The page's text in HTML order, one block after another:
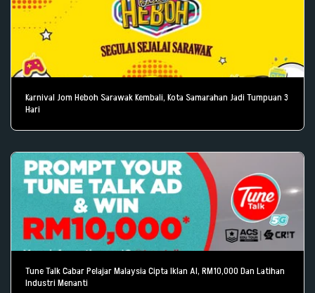
Karnival Jom Heboh Sarawak Kembali, Kota Samarahan Jadi Tumpuan 3
Hari
Tune Talk Cabar Pelajar Malaysia Cipta Iklan AI, RM10,000 Dan Latihan
Industri Menanti